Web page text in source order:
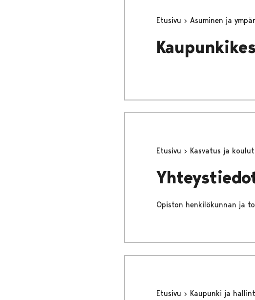
Etusivu Asuminen ja
Etusivu Kasvatus ja
Opiston henkilökunnan ja
Etusivu Kaupunki ja